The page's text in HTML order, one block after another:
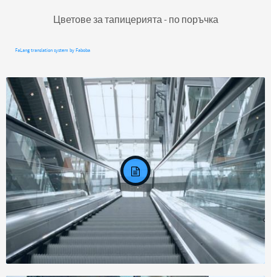
Цветове за тапицерията - по поръчка
FaLang translation system by Faboba